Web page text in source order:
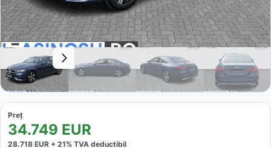
Preț
34.749 EUR
28.718 EUR + 21% TVA deductibil